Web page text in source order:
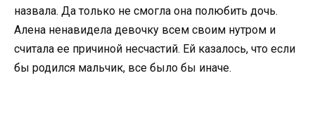
назвала. Да только не смогла она полюбить дочь.
Алена ненавидела девочку всем своим нутром и
считала ее причиной несчастий. Ей казалось, что если
бы родился мальчик, все было бы иначе.